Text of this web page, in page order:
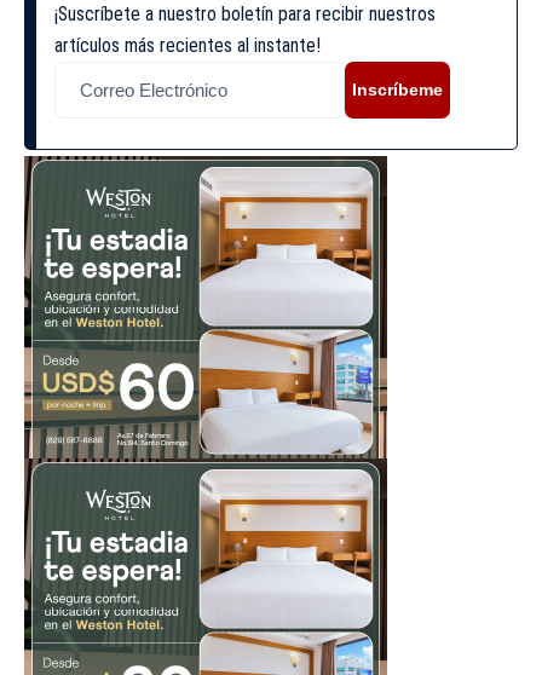
¡Suscríbete a nuestro boletín para recibir nuestros
artículos más recientes al instante!
Inscríbeme